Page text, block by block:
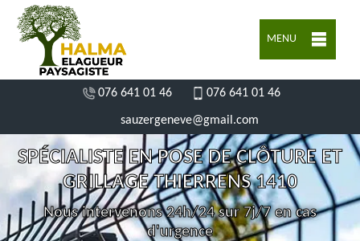
MENU
076 641 01 46 076 641 01 46
sauzergeneve@gmail.com
SPÉCIALISTE EN POSE DE CLÔTURE ET
GRILLAGE THIERRENS 1410
Nous intervenons 24h/24 sur 7j/7 en cas
d'urgence